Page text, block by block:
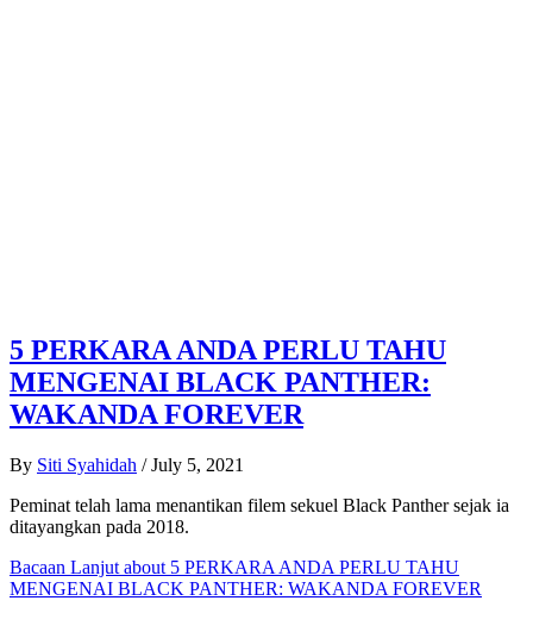
5 PERKARA ANDA PERLU TAHU
MENGENAI BLACK PANTHER:
WAKANDA FOREVER
By Siti Syahidah / July 5, 2021
Peminat telah lama menantikan filem sekuel Black Panther sejak ia
ditayangkan pada 2018.
Bacaan Lanjut about 5 PERKARA ANDA PERLU TAHU
MENGENAI BLACK PANTHER: WAKANDA FOREVER